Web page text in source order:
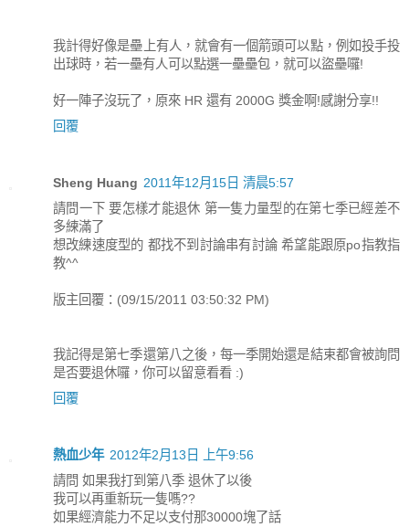
我計得好像是壘上有人，就會有一個箭頭可以點，例如投手投
出球時，若一壘有人可以點選一壘壘包，就可以盜壘囉!
好一陣子沒玩了，原來 HR 還有 2000G 獎金啊!感謝分享!!
回覆
Sheng Huang 2011年12月15日 清晨5:57
請問一下 要怎樣才能退休 第一隻力量型的在第七季已經差不
多練滿了
想改練速度型的 都找不到討論串有討論 希望能跟原po指教指
教^^
版主回覆：(09/15/2011 03:50:32 PM)
我記得是第七季還第八之後，每一季開始還是結束都會被詢問
是否要退休囉，你可以留意看看 :)
回覆
熱血少年 2012年2月13日 上午9:56
請問 如果我打到第八季 退休了以後
我可以再重新玩一隻嗎??
如果經濟能力不足以支付那30000塊了話